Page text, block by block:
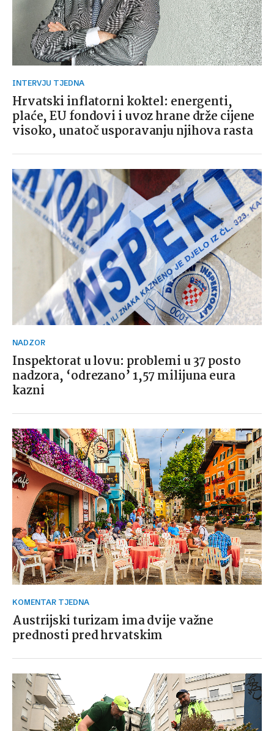
INTERVJU TJEDNA
Hrvatski inflatorni koktel: energenti,
plaće, EU fondovi i uvoz hrane drže cijene
visoko, unatoč usporavanju njihova rasta
NADZOR
Inspektorat u lovu: problemi u 37 posto
nadzora, ‘odrezano’ 1,57 milijuna eura
kazni
KOMENTAR TJEDNA
Austrijski turizam ima dvije važne
prednosti pred hrvatskim